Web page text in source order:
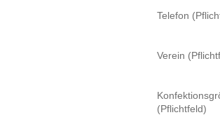
Telefon
Verein
(Pflichtfeld)